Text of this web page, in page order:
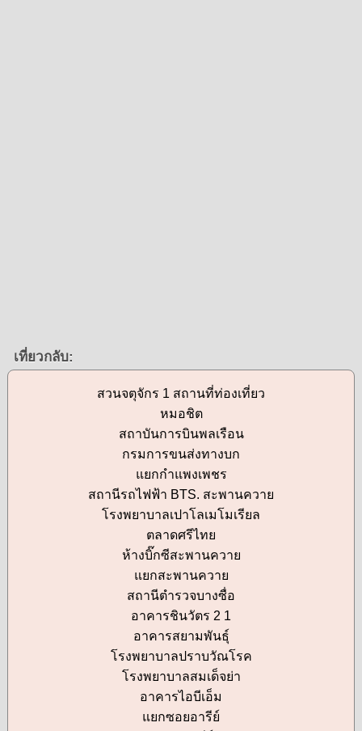
เที่ยวกลับ:
สวนจตุจักร 1 สถานที่ท่องเที่ยว
หมอชิต
สถาบันการบินพลเรือน
กรมการขนส่งทางบก
แยกกำแพงเพชร
สถานีรถไฟฟ้า BTS. สะพานควาย
โรงพยาบาลเปาโลเมโมเรียล
ตลาดศรีไทย
ห้างบิ๊กซีสะพานควาย
แยกสะพานควาย
สถานีตำรวจบางซื่อ
อาคารชินวัตร 2 1
อาคารสยามพันธุ์
โรงพยาบาลปราบวัณโรค
โรงพยาบาลสมเด็จย่า
อาคารไอบีเอ็ม
แยกซอยอารีย์